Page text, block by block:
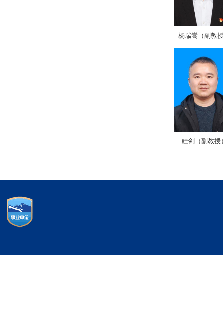
杨瑞嵩（副教
眭剑（副教授